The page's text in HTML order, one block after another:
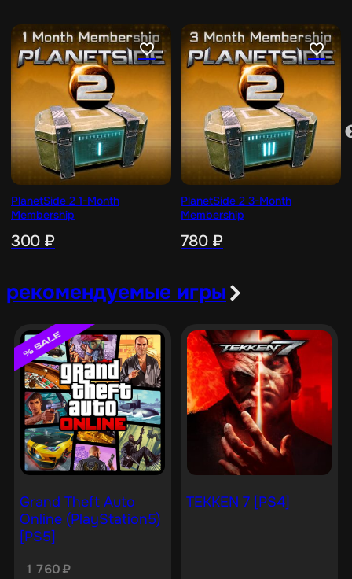
PlanetSide 2 1-Month
Membership
300 ₽
PlanetSide 2 3-Month
Membership
780 ₽
рекомендуемые игры
Grand Theft Auto
Online (PlayStation5)
[PS5]
1 760₽
TEKKEN 7 [PS4]